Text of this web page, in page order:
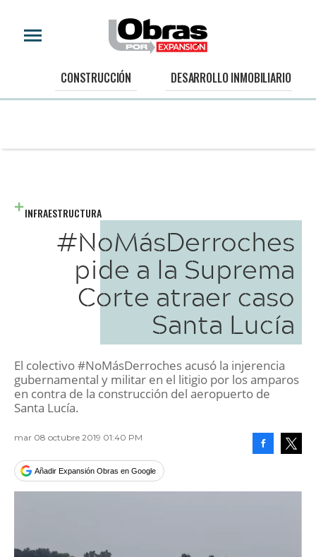
CONSTRUCCIÓN DESARROLLO INMOBILIARIO
INFRAESTRUCTURA
#NoMásDerroches
pide a la Suprema
Corte atraer caso
Santa Lucía
El colectivo #NoMásDerroches acusó la injerencia
gubernamental y militar en el litigio por los amparos
en contra de la construcción del aeropuerto de
Santa Lucía.
mar 08 octubre 2019 01:40 PM
Añadir Expansión Obras en Google